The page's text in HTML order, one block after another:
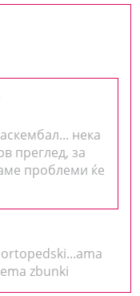
нека
преглед, за
проблеми ќе
ortopedski...ama
zbunki